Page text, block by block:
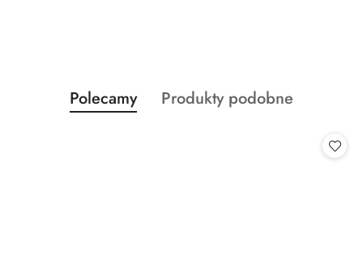
Pomiń karuzelę produktów
Produkty
o
Polecamy
Produkty
Produkty podobne